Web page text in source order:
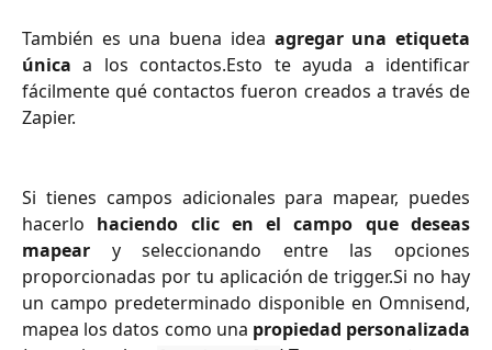
También es una buena idea agregar una etiqueta
única a los contactos.Esto te ayuda a identificar
fácilmente qué contactos fueron creados a través de
Zapier.
Si tienes campos adicionales para mapear, puedes
hacerlo haciendo clic en el campo que deseas
mapear y seleccionando entre las opciones
proporcionadas por tu aplicación de trigger.Si no hay
un campo predeterminado disponible en Omnisend,
mapea los datos como una propiedad personalizada